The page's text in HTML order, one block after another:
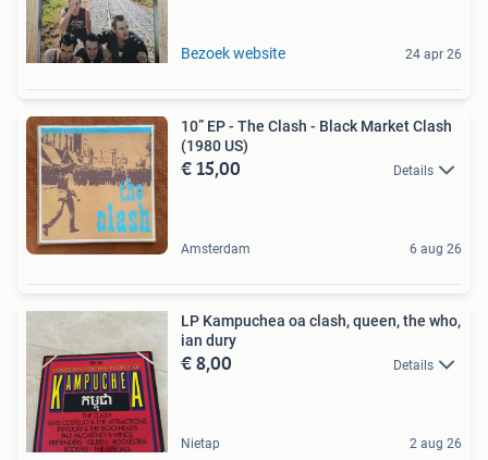
Bezoek website 24 apr 26
10” EP - The Clash - Black Market Clash
(1980 US)
€ 15,00 Details
Amsterdam 6 aug 26
LP Kampuchea oa clash, queen, the who,
ian dury
€ 8,00 Details
Nietap 2 aug 26